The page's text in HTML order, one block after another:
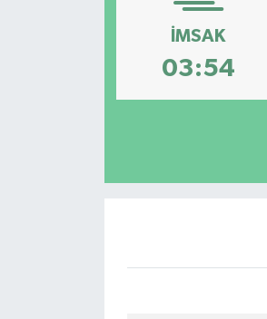
İMSAK
03:54